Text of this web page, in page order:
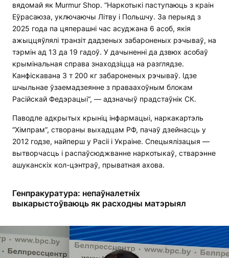
вядомай як Murmur Shop. “Наркотыкі паступаюць з краін
Еўрасаюза, уключаючы Літву і Польшчу. За перыяд з
2025 года па цяперашні час асуджана 6 асоб, якія
ажыццяўлялі транзіт дадзеных забароненых рэчываў, на
тэрмін ад 13 да 19 гадоў. У дачыненні да дзвюх асобаў
крымінальная справа знаходзіцца на разглядзе.
Канфіскавана 3 т 200 кг забароненых рэчываў. Ідзе
шчыльнае ўзаемадзеянне з праваахоўным блокам
Расійскай Федэрацыі“, — адзначыў прадстаўнік СК.
Паводле адкрытых крыніц інфармацыі, наркакартэль
“Хімпрам”, створаны выхадцам РФ, пачаў дзейнасць у
2012 годзе, найперш у Расіі і Украіне. Спецыялізацыя —
вытворчасць і распаўсюджванне наркотыкаў, стварэнне
ашуканскіх кол-цэнтраў, прыватная ахова.
Генпракуратура: непаўналетніх
выкарыстоўваюць як расходны матэрыял